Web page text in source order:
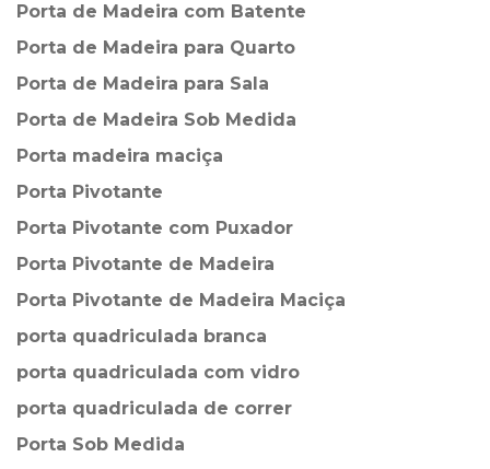
Porta de Madeira com Batente
Porta de Madeira para Quarto
Porta de Madeira para Sala
Porta de Madeira Sob Medida
Porta madeira maciça
Porta Pivotante
Porta Pivotante com Puxador
Porta Pivotante de Madeira
Porta Pivotante de Madeira Maciça
porta quadriculada branca
porta quadriculada com vidro
porta quadriculada de correr
Porta Sob Medida